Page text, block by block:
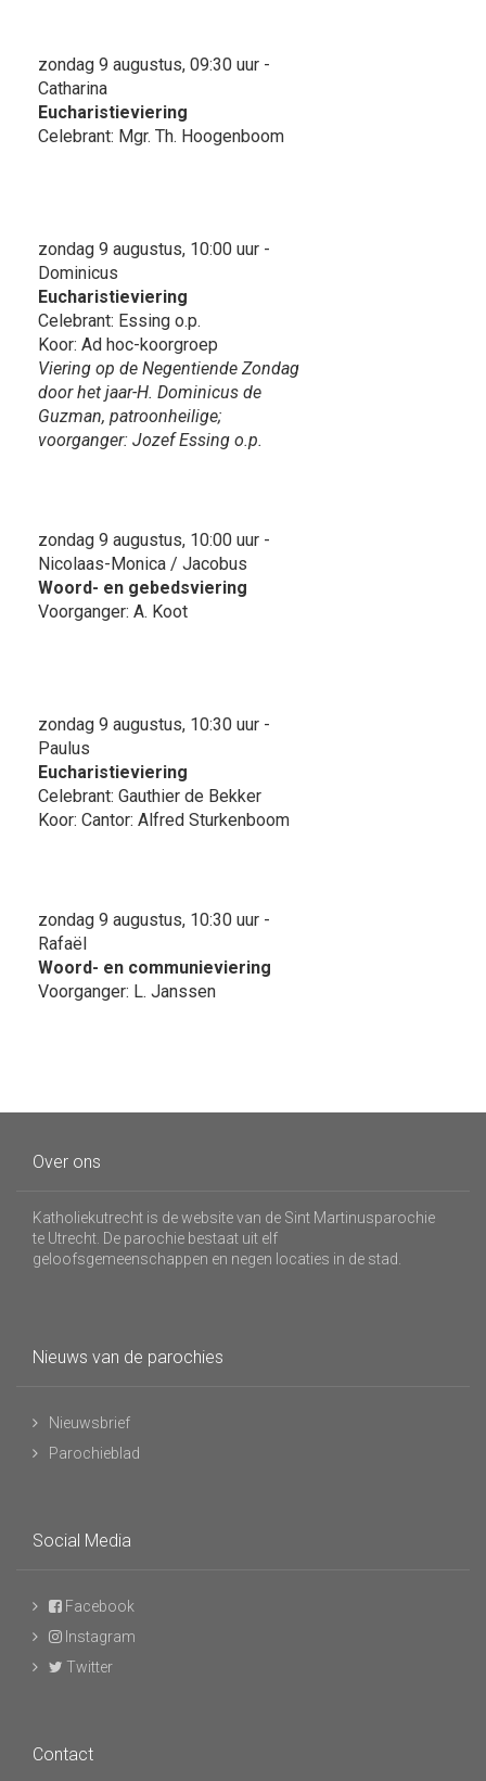
zondag 9 augustus, 09:30 uur -
Catharina
Eucharistieviering
Celebrant: Mgr. Th. Hoogenboom
zondag 9 augustus, 10:00 uur -
Dominicus
Eucharistieviering
Celebrant: Essing o.p.
Koor: Ad hoc-koorgroep
Viering op de Negentiende Zondag
door het jaar-H. Dominicus de
Guzman, patroonheilige;
voorganger: Jozef Essing o.p.
zondag 9 augustus, 10:00 uur -
Nicolaas-Monica / Jacobus
Woord- en gebedsviering
Voorganger: A. Koot
zondag 9 augustus, 10:30 uur -
Paulus
Eucharistieviering
Celebrant: Gauthier de Bekker
Koor: Cantor: Alfred Sturkenboom
zondag 9 augustus, 10:30 uur -
Rafaël
Woord- en communieviering
Voorganger: L. Janssen
Over ons
Katholiekutrecht is de website van de Sint Martinusparochie
te Utrecht. De parochie bestaat uit elf
geloofsgemeenschappen en negen locaties in de stad.
Nieuws van de parochies
Nieuwsbrief
Parochieblad
Social Media
Facebook
Instagram
Twitter
Contact